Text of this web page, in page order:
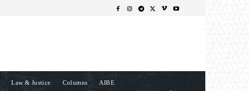
Law & Justice Columns AIBE